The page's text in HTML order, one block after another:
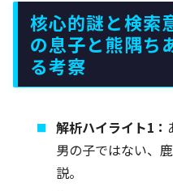
核心的謎と検索
の息子と熊隅ち
る考察
解析ハイライト1：
男の子ではない、
説。